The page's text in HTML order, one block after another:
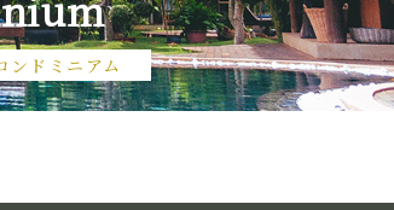
ンドミニアム